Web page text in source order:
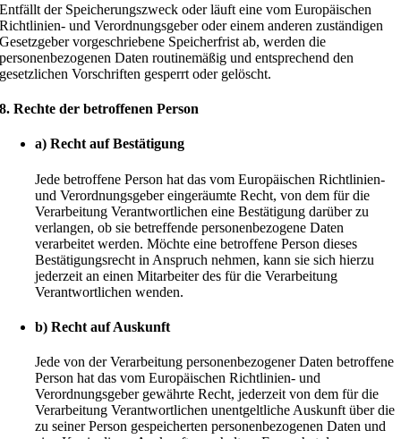
Entfällt der Speicherungszweck oder läuft eine vom Europäischen
Richtlinien- und Verordnungsgeber oder einem anderen zuständigen
Gesetzgeber vorgeschriebene Speicherfrist ab, werden die
personenbezogenen Daten routinemäßig und entsprechend den
gesetzlichen Vorschriften gesperrt oder gelöscht.
8. Rechte der betroffenen Person
a) Recht auf Bestätigung
Jede betroffene Person hat das vom Europäischen Richtlinien-
und Verordnungsgeber eingeräumte Recht, von dem für die
Verarbeitung Verantwortlichen eine Bestätigung darüber zu
verlangen, ob sie betreffende personenbezogene Daten
verarbeitet werden. Möchte eine betroffene Person dieses
Bestätigungsrecht in Anspruch nehmen, kann sie sich hierzu
jederzeit an einen Mitarbeiter des für die Verarbeitung
Verantwortlichen wenden.
b) Recht auf Auskunft
Jede von der Verarbeitung personenbezogener Daten betroffene
Person hat das vom Europäischen Richtlinien- und
Verordnungsgeber gewährte Recht, jederzeit von dem für die
Verarbeitung Verantwortlichen unentgeltliche Auskunft über die
zu seiner Person gespeicherten personenbezogenen Daten und